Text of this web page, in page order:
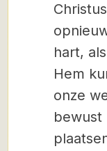
hart,
Hem
onze
bewust